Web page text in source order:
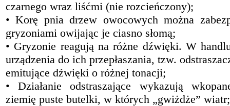
czarnego wraz liśćmi (nie rozcieńczony);
• Korę pnia drzew owocowych można
gryzoniami owijając je ciasno słomą;
• Gryzonie reagują na różne dźwięki. W
urządzenia do ich przepłaszania, tzw.
emitujące dźwięki o różnej tonacji;
• Działanie odstraszające wykazują
ziemię puste butelki, w których „gwiżdże” wiatr;